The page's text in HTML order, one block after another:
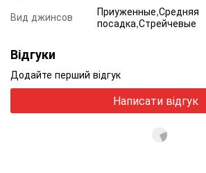
Вид джинсов
Приуженные,Средняя
посадка,Стрейчевые
Відгуки
Додайте перший відгук
Написати відгук